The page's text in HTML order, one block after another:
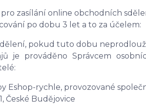
zasílání online obchodních
po dobu 3 let a to za účelem:
pokud tuto dobu
je prováděno Správcem
Eshop-rychle, provozované
České Budějovice